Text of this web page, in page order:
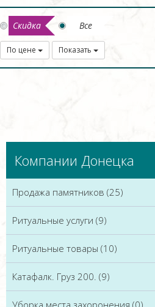
Скидка Все
По цене Показать
Компании Донецка
Продажа памятников (25)
Ритуальные услуги (9)
Ритуальные товары (10)
Катафалк. Груз 200. (9)